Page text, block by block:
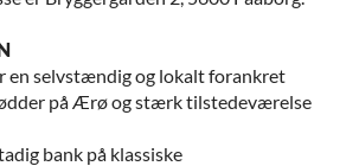
en selvstændig og lokalt forankret
på Ærø og stærk tilstedeværelse
bank på klassiske